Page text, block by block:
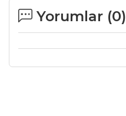
Yorumlar (0)